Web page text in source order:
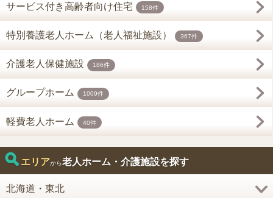
サービス付き高齢者向け住宅 158件
特別養護老人ホーム（老人福祉施設） 367件
介護老人保健施設 186件
グループホーム 1009件
軽費老人ホーム 40件
エリアから老人ホーム・介護施設を探す
北海道・東北